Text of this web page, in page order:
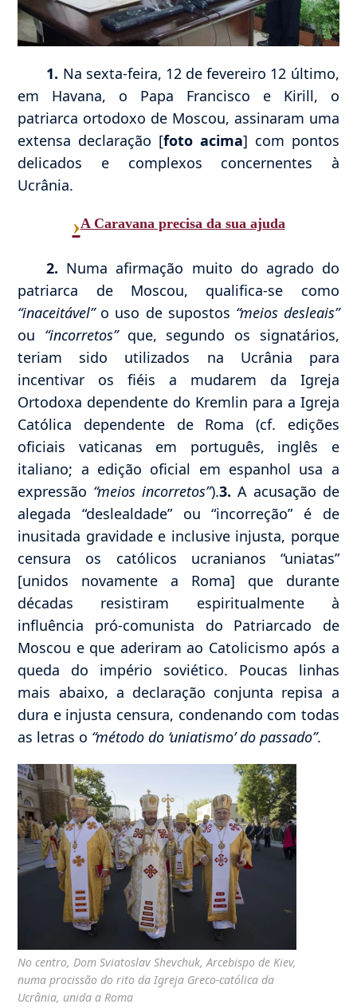
1. Na sexta-feira, 12 de fevereiro 12 último,
em Havana, o Papa Francisco e Kirill, o
patriarca ortodoxo de Moscou, assinaram uma
extensa declaração [foto acima] com pontos
delicados e complexos concernentes à
Ucrânia.
›A Caravana precisa da sua ajuda
2. Numa afirmação muito do agrado do
patriarca de Moscou, qualifica-se como
“inaceitável”o uso de supostos “meios desleais”
ou “incorretos”que, segundo os signatários,
teriam sido utilizados na Ucrânia para
incentivar os fiéis a mudarem da Igreja
Ortodoxa dependente do Kremlin para a Igreja
Católica dependente de Roma (cf. edições
oficiais vaticanas em português, inglês e
italiano; a edição oficial em espanhol usa a
expressão “meios incorretos”).3. A acusação de
alegada “deslealdade” ou “incorreção” é de
inusitada gravidade e inclusive injusta, porque
censura os católicos ucranianos “uniatas”
[unidos novamente a Roma] que durante
décadas resistiram espiritualmente à
influência pró-comunista do Patriarcado de
Moscou e que aderiram ao Catolicismo após a
queda do império soviético. Poucas linhas
mais abaixo, a declaração conjunta repisa a
dura e injusta censura, condenando com todas
as letras o “método do ‘uniatismo’ do passado”.
No centro, Dom Sviatoslav Shevchuk, Arcebispo de Kiev,
numa procissão do rito da Igreja Greco-católica da
Ucrânia, unida a Roma